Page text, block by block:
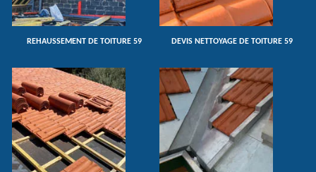
REHAUSSEMENT DE TOITURE 59 DEVIS NETTOYAGE DE TOITURE 59